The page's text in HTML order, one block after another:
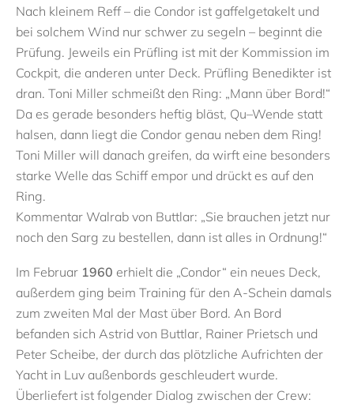
Nach kleinem Reff – die Condor ist gaffelgetakelt und
bei solchem Wind nur schwer zu segeln – beginnt die
Prüfung. Jeweils ein Prüfling ist mit der Kommission im
Cockpit, die anderen unter Deck. Prüfling Benedikter ist
dran. Toni Miller schmeißt den Ring: „Mann über Bord!“
Da es gerade besonders heftig bläst, Qu–Wende statt
halsen, dann liegt die Condor genau neben dem Ring!
Toni Miller will danach greifen, da wirft eine besonders
starke Welle das Schiff empor und drückt es auf den
Ring.
Kommentar Walrab von Buttlar: „Sie brauchen jetzt nur
noch den Sarg zu bestellen, dann ist alles in Ordnung!“
Im Februar 1960 erhielt die „Condor“ ein neues Deck,
außerdem ging beim Training für den A-Schein damals
zum zweiten Mal der Mast über Bord. An Bord
befanden sich Astrid von Buttlar, Rainer Prietsch und
Peter Scheibe, der durch das plötzliche Aufrichten der
Yacht in Luv außenbords geschleudert wurde.
Überliefert ist folgender Dialog zwischen der Crew: